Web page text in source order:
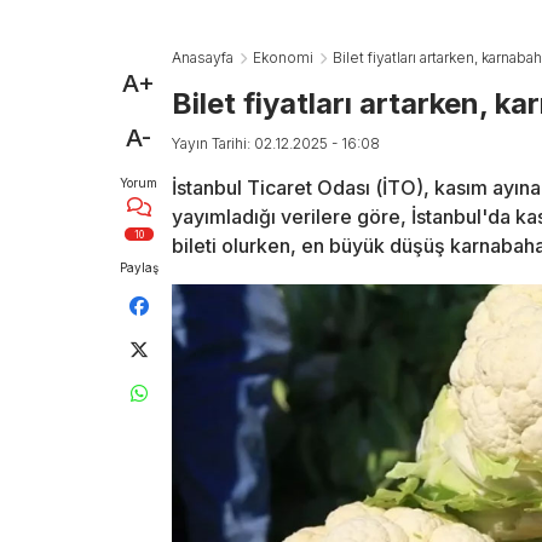
A+
A-
Yorum
10
Paylaş
Anasayfa Ekonomi Bilet fiyatları artarken,
Bilet fiyatları artarken,
Yayın Tarihi: 02.12.2025 - 16:08
İstanbul Ticaret Odası (İTO), kasım
yayımladığı verilere göre, İstanbul'da
bileti olurken, en büyük düşüş